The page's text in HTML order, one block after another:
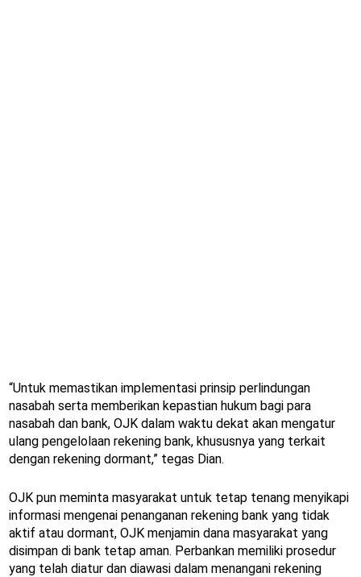
“Untuk memastikan implementasi prinsip perlindungan
nasabah serta memberikan kepastian hukum bagi para
nasabah dan bank, OJK dalam waktu dekat akan mengatur
ulang pengelolaan rekening bank, khususnya yang terkait
dengan rekening dormant,” tegas Dian.
OJK pun meminta masyarakat untuk tetap tenang menyikapi
informasi mengenai penanganan rekening bank yang tidak
aktif atau dormant, OJK menjamin dana masyarakat yang
disimpan di bank tetap aman. Perbankan memiliki prosedur
yang telah diatur dan diawasi dalam menangani rekening